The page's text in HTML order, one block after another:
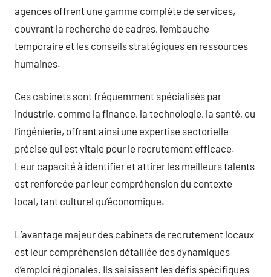
agences offrent une gamme complète de services,
couvrant la recherche de cadres, l’embauche
temporaire et les conseils stratégiques en ressources
humaines.
Ces cabinets sont fréquemment spécialisés par
industrie, comme la finance, la technologie, la santé, ou
l’ingénierie, offrant ainsi une expertise sectorielle
précise qui est vitale pour le recrutement efficace.
Leur capacité à identifier et attirer les meilleurs talents
est renforcée par leur compréhension du contexte
local, tant culturel qu’économique.
L’avantage majeur des cabinets de recrutement locaux
est leur compréhension détaillée des dynamiques
d’emploi régionales. Ils saisissent les défis spécifiques